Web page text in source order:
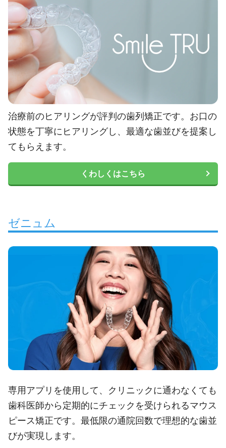
治療前のヒアリングが評判の歯列矯正です。お口の
状態を丁寧にヒアリングし、最適な歯並びを提案し
てもらえます。
くわしくはこちら
ゼニュム
専用アプリを使用して、クリニックに通わなくても
歯科医師から定期的にチェックを受けられるマウス
ピース矯正です。最低限の通院回数で理想的な歯並
びが実現します。